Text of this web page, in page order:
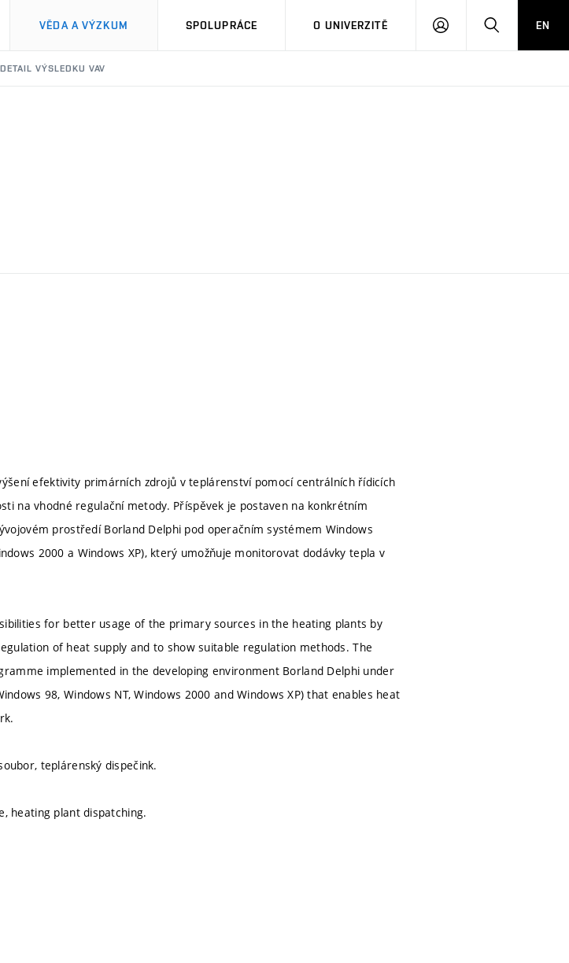
VĚDA A VÝZKUM SPOLUPRÁCE O UNIVERZITĚ
PŘIHLÁSIT HLEDATEN
DETAIL VÝSLEDKU VAV
efektivity primárních zdrojů v teplárenství pomocí centrálních řídicích
na vhodné regulační metody. Příspěvek je postaven na konkrétním
prostředí Borland Delphi pod operačním systémem Windows
2000 a Windows XP), který umožňuje monitorovat dodávky tepla v
for better usage of the primary sources in the heating plants by
of heat supply and to show suitable regulation methods. The
implemented in the developing environment Borland Delphi under
98, Windows NT, Windows 2000 and Windows XP) that enables heat
teplárenský dispečink.
heating plant dispatching.